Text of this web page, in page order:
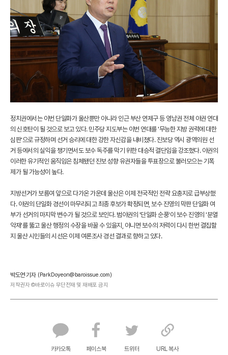
정치권에서는 이번 단일화가 울산뿐만 아니라 인근 부산 연제구 등 영남권 전체 야권 연대
의 신호탄이 될 것으로 보고 있다. 민주당 지도부는 이번 연대를 '무능한 지방 권력에 대한
심판'으로 규정하며 선거 승리에 대한 강한 자신감을 내비쳤다. 진보당 역시 광역의원 선
거 등에서의 실익을 챙기면서도 보수 독주를 막기 위한 대승적 결단임을 강조했다. 야권의
이러한 유기적인 움직임은 침체됐던 진보 성향 유권자들을 투표장으로 불러모으는 기폭
제가 될 가능성이 높다.
지방선거가 보름여 앞으로 다가온 가운데 울산은 이제 전국적인 전략 요충지로 급부상했
다. 야권의 단일화 경선이 마무리되고 최종 후보가 확정되면, 보수 진영의 막판 단일화 여
부가 선거의 마지막 변수가 될 것으로 보인다. 범야권의 '단일화 순풍'이 보수 진영의 '분열
악재'를 뚫고 울산 행정의 수장을 바꿀 수 있을지, 아니면 보수의 저력이 다시 한번 결집할
지 울산 시민들의 시선은 이제 여론조사 경선 결과로 향하고 있다.
박도연 기자 (ParkDoyeon@baroissue.com)
저작권자 ©바로이슈 무단전재 및 재배포 금지
카카오톡 페이스북 트위터 URL 복사